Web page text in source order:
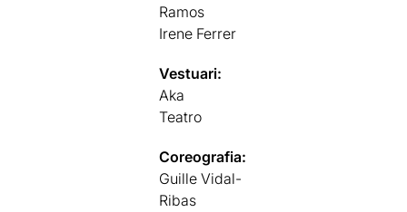
Ramos
Irene Ferrer
Vestuari:
Aka
Teatro
Coreografia:
Guille Vidal-
Ribas